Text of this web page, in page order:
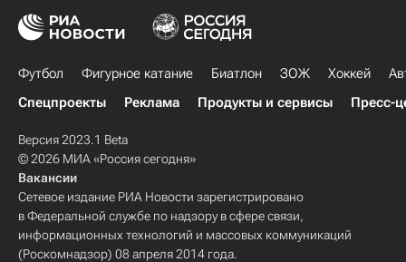
Футбол Фигурное катание Биатлон ЗОЖ Хоккей
Спецпроекты
Реклама Продукты и сервисы Пресс-
Версия 2023.1 Beta
© 2026 МИА «Россия сегодня»
Вакансии
Сетевое издание РИА Новости зарегистрировано
в Федеральной службе по надзору в сфере связи,
информационных технологий и массовых коммуникаций
(Роскомнадзор) 08 апреля 2014 года.